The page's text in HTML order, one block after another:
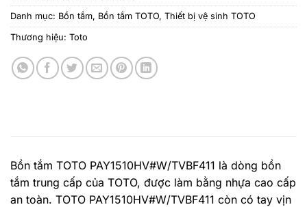
Danh mục: Bồn tắm, Bồn tắm TOTO, Thiết bị vệ sinh TOTO
Thương hiệu: Toto
Bồn tắm TOTO PAY1510HV#W/TVBF411 là dòng bồn
tắm trung cấp của TOTO, được làm bằng nhựa cao cấp
an toàn. TOTO PAY1510HV#W/TVBF411 còn có tay vịn